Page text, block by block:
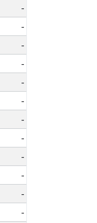
-
-
-
-
-
-
-
-
-
-
-
-